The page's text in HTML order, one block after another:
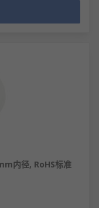
度防松垫
内径, RoHS标准